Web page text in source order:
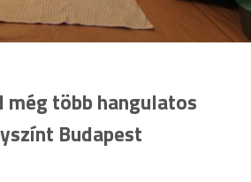
még több hangulatos
Budapest